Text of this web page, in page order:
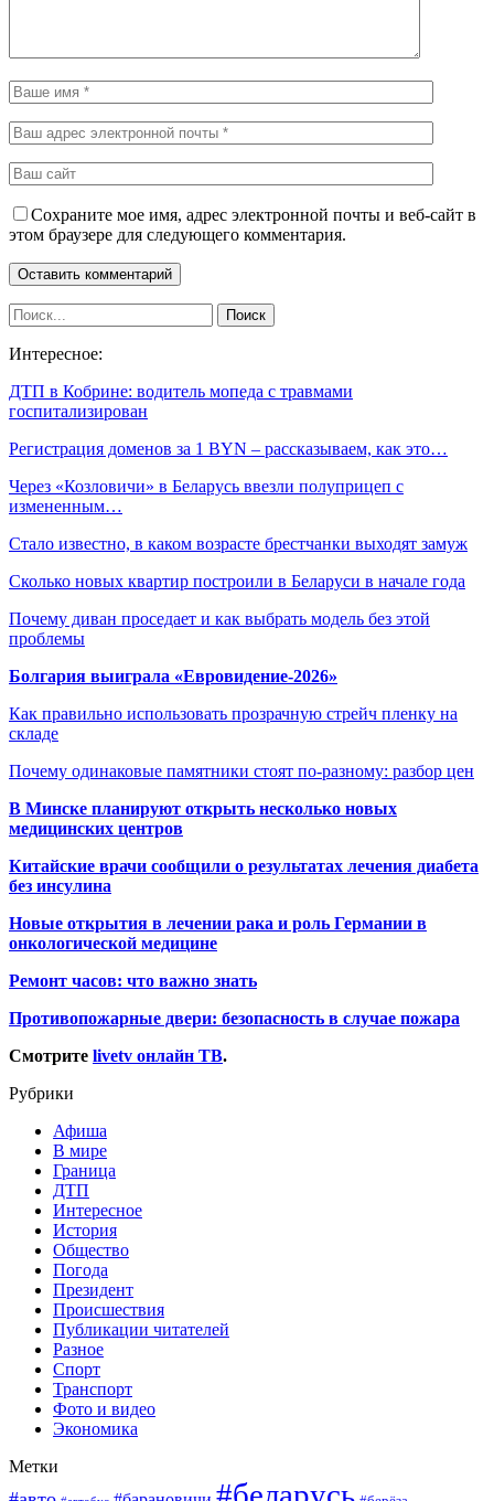
Сохраните мое имя, адрес электронной почты и веб-сайт в
этом браузере для следующего комментария.
Интересное:
ДТП в Кобрине: водитель мопеда с травмами
госпитализирован
Регистрация доменов за 1 BYN – рассказываем, как это…
Через «Козловичи» в Беларусь ввезли полуприцеп с
измененным…
Стало известно, в каком возрасте брестчанки выходят замуж
Сколько новых квартир построили в Беларуси в начале года
Почему диван проседает и как выбрать модель без этой
проблемы
Болгария выиграла «Евровидение-2026»
Как правильно использовать прозрачную стрейч пленку на
складе
Почему одинаковые памятники стоят по-разному: разбор цен
В Минске планируют открыть несколько новых
медицинских центров
Китайские врачи сообщили о результатах лечения диабета
без инсулина
Новые открытия в лечении рака и роль Германии в
онкологической медицине
Ремонт часов: что важно знать
Противопожарные двери: безопасность в случае пожара
Смотрите livetv онлайн ТВ.
Рубрики
Афиша
В мире
Граница
ДТП
Интересное
История
Общество
Погода
Президент
Происшествия
Публикации читателей
Разное
Спорт
Транспорт
Фото и видео
Экономика
Метки